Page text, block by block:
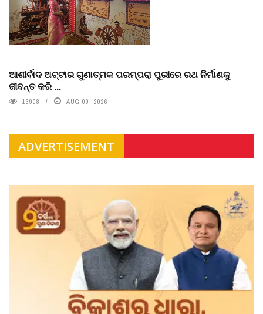
ଆଶୀର୍ବାଦ ଅଟ୍ଟାର ଗୁଣାତ୍ମକ ପରମ୍ପରା ପୁରୀରେ ରଥ ନିର୍ମାଣକୁ
ଜୀବନ୍ତ କରି ...
13908 AUG 09, 2026
ADVERTISEMENT